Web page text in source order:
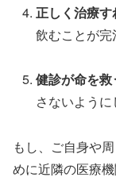
正しく治療す
飲むことが完
健診が命を救
さないように
もし、ご自身や
めに近隣の医療